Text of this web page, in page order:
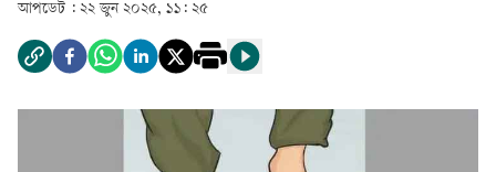
আপডেট : ২২ জুন ২০২৫, ১১: ২৫